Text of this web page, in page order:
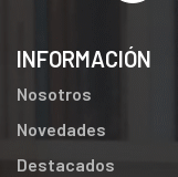
INFORMACIÓN
Nosotros
Novedades
Destacados